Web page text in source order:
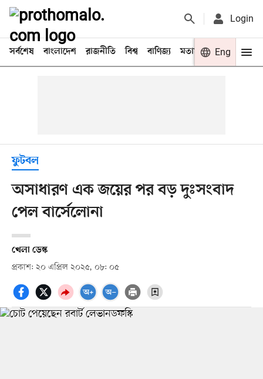
Login
সর্বশেষ বাংলাদেশ রাজনীতি বিশ্ব বাণিজ্য মতামত খেলা
Eng
ফুটবল
অসাধারণ এক জয়ের পর বড় দুঃসংবাদ
পেল বার্সেলোনা
খেলা ডেস্ক
প্রকাশ: ২০ এপ্রিল ২০২৫, ০৮: ০৫